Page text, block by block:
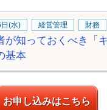
(水) 経営管理 財務
が知っておくべき「
基本
お申し込みはこちら